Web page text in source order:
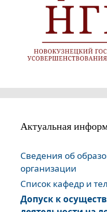
Актуальная
Сведения об
организации
Список кафедр и
Допуск к